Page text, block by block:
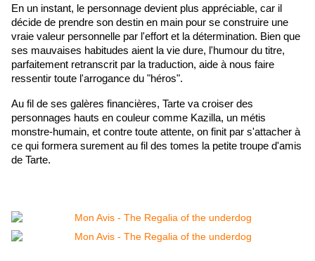
En un instant, le personnage devient plus appréciable, car il
décide de prendre son destin en main pour se construire une
vraie valeur personnelle par l'effort et la détermination. Bien que
ses mauvaises habitudes aient la vie dure, l'humour du titre,
parfaitement retranscrit par la traduction, aide à nous faire
ressentir toute l'arrogance du "héros".
Au fil de ses galères financières, Tarte va croiser des
personnages hauts en couleur comme Kazilla, un métis
monstre-humain, et contre toute attente, on finit par s'attacher à
ce qui formera surement au fil des tomes la petite troupe d'amis
de Tarte.